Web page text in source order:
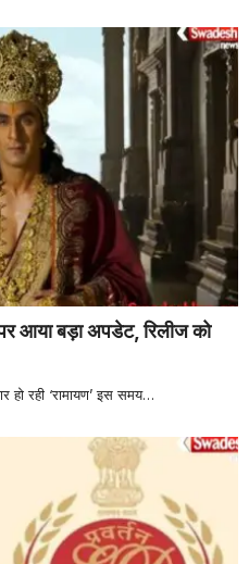
आया बड़ा अपडेट, रिलीज को
हो रही ‘रामायण’ इस समय…